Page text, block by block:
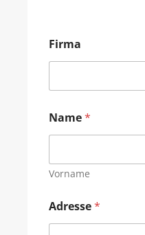
Firma
Name*
Vorname
Adresse*